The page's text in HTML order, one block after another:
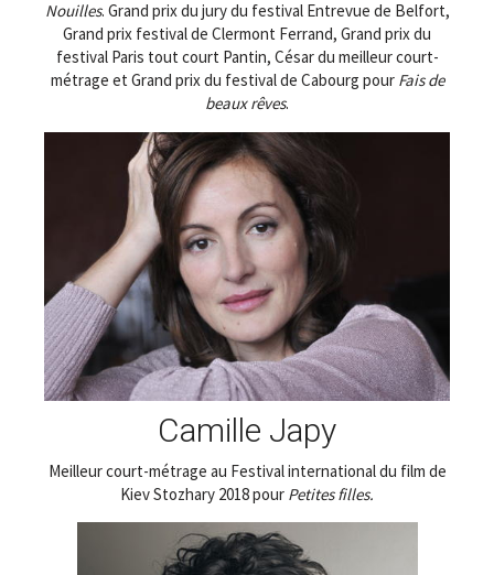
Nouilles. Grand prix du jury du festival Entrevue de Belfort,
Grand prix festival de Clermont Ferrand, Grand prix du
festival Paris tout court Pantin, César du meilleur court-
métrage et Grand prix du festival de Cabourg pourFais de
beaux rêves.
Camille Japy
Meilleur court-métrage au Festival international du film de
Kiev Stozhary 2018 pour Petites filles.